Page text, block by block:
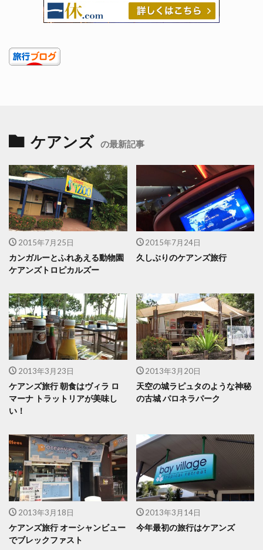
ケアンズ の最新記事
2015年7月25日
カンガルーとふれあえる動物園
ケアンズトロピカルズー
2015年7月24日
久しぶりのケアンズ旅行
2013年3月23日
ケアンズ旅行 朝食はヴィラ ロ
マーナ トラットリアが美味し
い！
2013年3月20日
天空の城ラピュタのような神秘
の古城 パロネラパーク
2013年3月18日
ケアンズ旅行 オーシャンビュー
でブレックファスト
2013年3月14日
今年最初の旅行はケアンズ